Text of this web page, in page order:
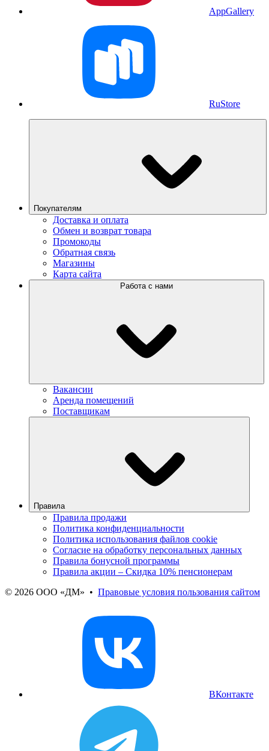
AppGallery
RuStore
Покупателям
Доставка и оплата
Обмен и возврат товара
Промокоды
Обратная связь
Магазины
Карта сайта
Работа с нами
Вакансии
Аренда помещений
Поставщикам
Правила
Правила продажи
Политика конфиденциальности
Политика использования файлов cookie
Согласие на обработку персональных данных
Правила бонусной программы
Правила акции – Скидка 10% пенсионерам
© 2026 ООО «ДМ» • Правовые условия пользования сайтом
ВКонтакте